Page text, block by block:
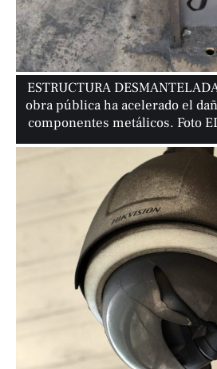
ESTRUCTURA
obra pública ha acelerado el
componentes metálicos. Foto